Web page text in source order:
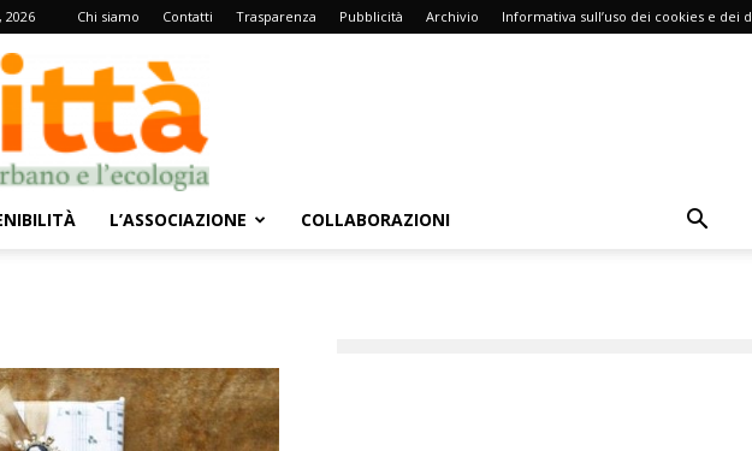
2026 Chi siamo Contatti Trasparenza Pubblicità Archivio Informativa sull’uso dei cookies e dei
L’ASSOCIAZIONE COLLABORAZIONI